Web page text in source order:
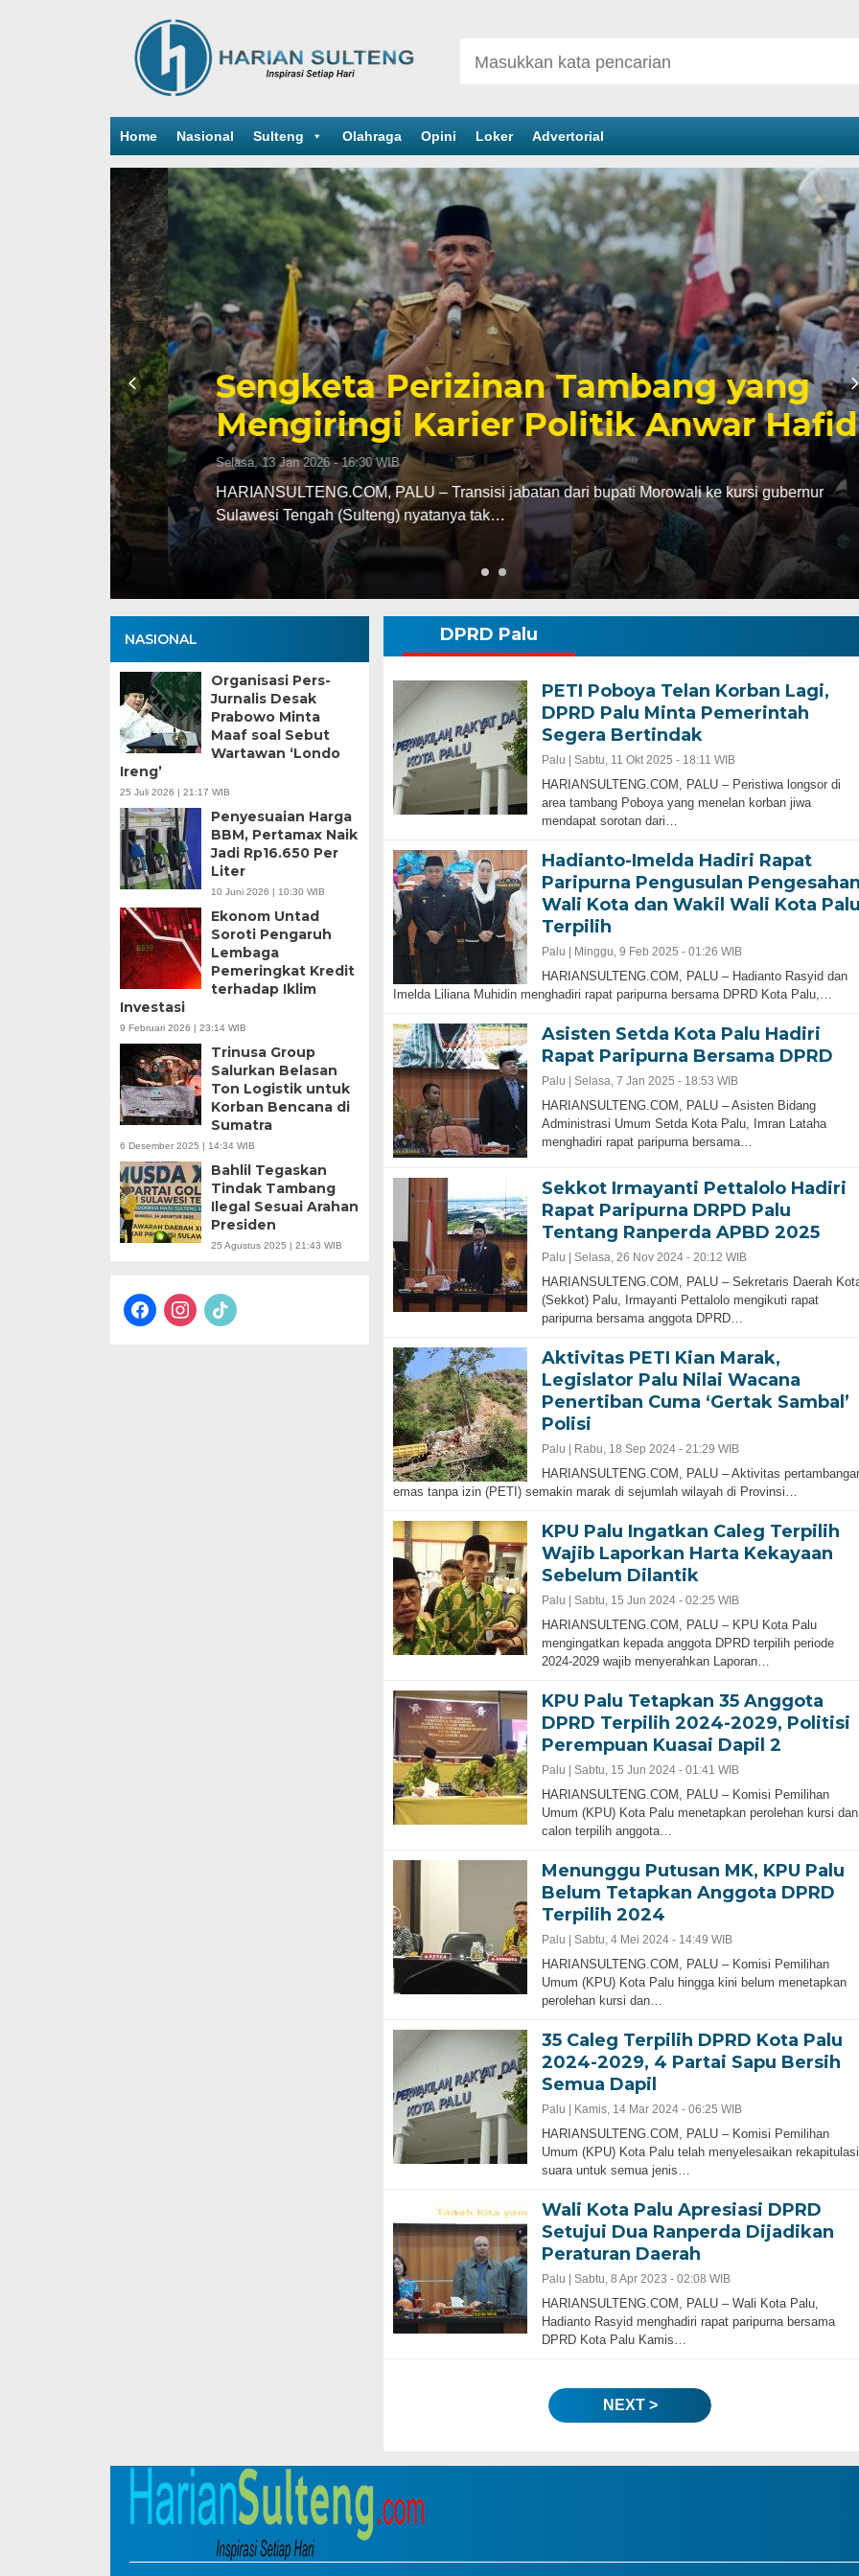
Home Nasional Sulteng Olahraga Opini Loker Advertorial
Sengketa Perizinan Tambang yang
Mengiringi Karier Politik Anwar Hafid
Selasa, 13 Jan 2026 - 16:30 WIB
HARIANSULTENG.COM, PALU – Transisi jabatan dari bupati Morowali ke kursi gubernur
Sulawesi Tengah (Sulteng) nyatanya tak…
NASIONAL
Organisasi Pers-
Jurnalis Desak
Prabowo Minta
Maaf soal Sebut
Wartawan ‘Londo
Ireng’
25 Juli 2026 | 21:17 WIB
Penyesuaian Harga
BBM, Pertamax Naik
Jadi Rp16.650 Per
Liter
10 Juni 2026 | 10:30 WIB
Ekonom Untad
Soroti Pengaruh
Lembaga
Pemeringkat Kredit
terhadap Iklim
Investasi
9 Februari 2026 | 23:14 WIB
Trinusa Group
Salurkan Belasan
Ton Logistik untuk
Korban Bencana di
Sumatra
6 Desember 2025 | 14:34 WIB
Bahlil Tegaskan
Tindak Tambang
Ilegal Sesuai Arahan
Presiden
25 Agustus 2025 | 21:43 WIB
facebookinstagram
tiktok
DPRD Palu
PETI Poboya Telan Korban Lagi,
DPRD Palu Minta Pemerintah
Segera Bertindak
Palu | Sabtu, 11 Okt 2025 - 18:11 WIB
HARIANSULTENG.COM, PALU – Peristiwa longsor di
area tambang Poboya yang menelan korban jiwa
mendapat sorotan dari…
Hadianto-Imelda Hadiri Rapat
Paripurna Pengusulan
Wali Kota dan Wakil Wali Kota
Terpilih
Palu | Minggu, 9 Feb 2025 - 01:26 WIB
HARIANSULTENG.COM, PALU – Hadianto Rasyid dan
Imelda Liliana Muhidin menghadiri rapat paripurna bersama DPRD Kota Palu,…
Asisten Setda Kota Palu Hadiri
Rapat Paripurna Bersama DPRD
Palu | Selasa, 7 Jan 2025 - 18:53 WIB
HARIANSULTENG.COM, PALU – Asisten Bidang
Administrasi Umum Setda Kota Palu, Imran Lataha
menghadiri rapat paripurna bersama…
Sekkot Irmayanti Pettalolo Hadiri
Rapat Paripurna DRPD Palu
Tentang Ranperda APBD 2025
Palu | Selasa, 26 Nov 2024 - 20:12 WIB
HARIANSULTENG.COM, PALU – Sekretaris Daerah
(Sekkot) Palu, Irmayanti Pettalolo mengikuti rapat
paripurna bersama anggota DPRD…
Aktivitas PETI Kian Marak,
Legislator Palu Nilai Wacana
Penertiban Cuma ‘Gertak Sambal’
Polisi
Palu | Rabu, 18 Sep 2024 - 21:29 WIB
HARIANSULTENG.COM, PALU – Aktivitas
emas tanpa izin (PETI) semakin marak di sejumlah wilayah di Provinsi…
KPU Palu Ingatkan Caleg Terpilih
Wajib Laporkan Harta Kekayaan
Sebelum Dilantik
Palu | Sabtu, 15 Jun 2024 - 02:25 WIB
HARIANSULTENG.COM, PALU – KPU Kota Palu
mengingatkan kepada anggota DPRD terpilih periode
2024-2029 wajib menyerahkan Laporan…
KPU Palu Tetapkan 35 Anggota
DPRD Terpilih 2024-2029, Politisi
Perempuan Kuasai Dapil 2
Palu | Sabtu, 15 Jun 2024 - 01:41 WIB
HARIANSULTENG.COM, PALU – Komisi Pemilihan
Umum (KPU) Kota Palu menetapkan perolehan kursi dan
calon terpilih anggota…
Menunggu Putusan MK, KPU Palu
Belum Tetapkan Anggota DPRD
Terpilih 2024
Palu | Sabtu, 4 Mei 2024 - 14:49 WIB
HARIANSULTENG.COM, PALU – Komisi Pemilihan
Umum (KPU) Kota Palu hingga kini belum menetapkan
perolehan kursi dan…
35 Caleg Terpilih DPRD Kota Palu
2024-2029, 4 Partai Sapu Bersih
Semua Dapil
Palu | Kamis, 14 Mar 2024 - 06:25 WIB
HARIANSULTENG.COM, PALU – Komisi Pemilihan
Umum (KPU) Kota Palu telah menyelesaikan rekapitulasi
suara untuk semua jenis…
Wali Kota Palu Apresiasi DPRD
Setujui Dua Ranperda Dijadikan
Peraturan Daerah
Palu | Sabtu, 8 Apr 2023 - 02:08 WIB
HARIANSULTENG.COM, PALU – Wali Kota Palu,
Hadianto Rasyid menghadiri rapat paripurna bersama
DPRD Kota Palu Kamis…
NEXT >